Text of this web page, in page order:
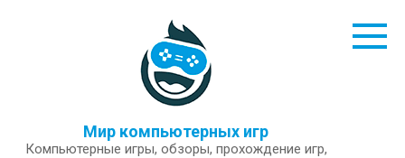
Мир компьютерных игр
Компьютерные игры, обзоры, прохождение игр,